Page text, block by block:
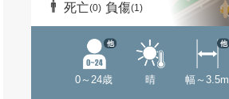
死亡(0) 負傷(1)
0～24歳
他
晴 幅～3.5m
他